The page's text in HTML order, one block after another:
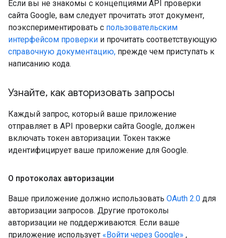
Если вы не знакомы с концепциями API проверки
сайта Google, вам следует прочитать этот документ,
поэкспериментировать с пользовательским
интерфейсом проверки и прочитать соответствующую
справочную документацию, прежде чем приступать к
написанию кода.
Узнайте, как авторизовать запросы
Каждый запрос, который ваше приложение
отправляет в API проверки сайта Google, должен
включать токен авторизации. Токен также
идентифицирует ваше приложение для Google.
О протоколах авторизации
Ваше приложение должно использовать OAuth 2.0 для
авторизации запросов. Другие протоколы
авторизации не поддерживаются. Если ваше
приложение использует «Войти через Google» ,